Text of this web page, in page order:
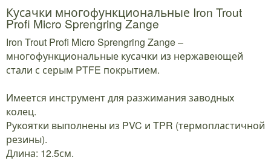
Кусачки многофункциональные Iron Trout
Profi Micro Sprengring Zange
Iron Trout Profi Micro Sprengring Zange –
многофункциональные кусачки из нержавеющей
стали с серым PTFE покрытием.
Имеется инструмент для разжимания заводных
колец.
Рукоятки выполнены из PVC и TPR (термопластичной
резины).
Длина: 12.5см.